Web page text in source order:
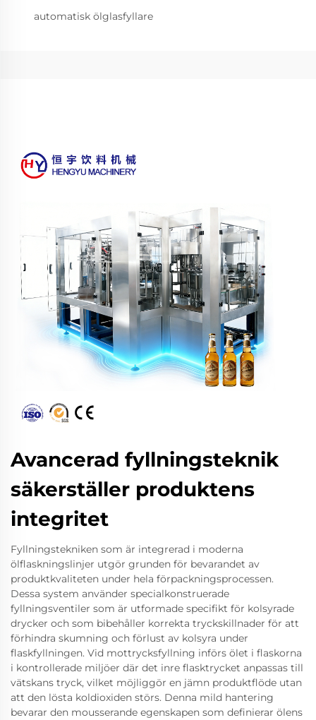
automatisk ölglasfyllare
Avancerad fyllningsteknik
säkerställer produktens
integritet
Fyllningstekniken som är integrerad i moderna
ölflaskningslinjer utgör grunden för bevarandet av
produktkvaliteten under hela förpackningsprocessen.
Dessa system använder specialkonstruerade
fyllningsventiler som är utformade specifikt för kolsyrade
drycker och som bibehåller korrekta tryckskillnader för att
förhindra skumning och förlust av kolsyra under
flaskfyllningen. Vid mottrycksfyllning införs ölet i flaskorna
i kontrollerade miljöer där det inre flasktrycket anpassas till
vätskans tryck, vilket möjliggör en jämn produktflöde utan
att den lösta koldioxiden störs. Denna mild hantering
bevarar den mousserande egenskapen som definierar ölens